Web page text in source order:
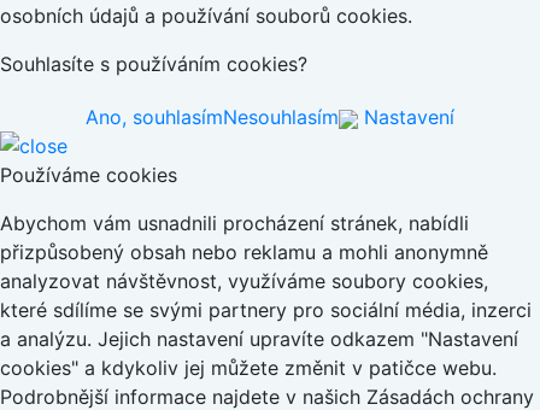
osobních údajů a používání souborů cookies.
Souhlasíte s používáním cookies?
Ano, souhlasímNesouhlasím Nastavení
Používáme cookies
Abychom vám usnadnili procházení stránek, nabídli
přizpůsobený obsah nebo reklamu a mohli anonymně
analyzovat návštěvnost, využíváme soubory cookies,
které sdílíme se svými partnery pro sociální média, inzerci
a analýzu. Jejich nastavení upravíte odkazem "Nastavení
cookies" a kdykoliv jej můžete změnit v patičce webu.
Podrobnější informace najdete v našich Zásadách ochrany